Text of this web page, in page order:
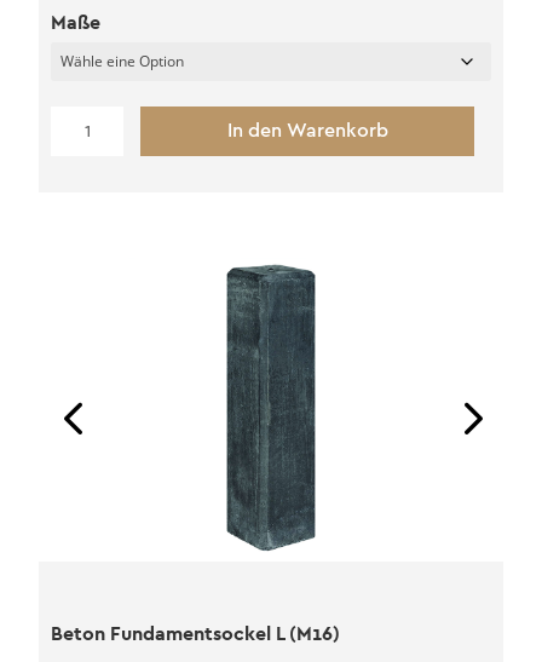
Maße
Beton
Fundamentsockel
In den Warenkorb
Beton Fundamentsockel L (M16)